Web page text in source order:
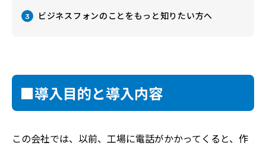
3 ビジネスフォンのことをもっと知りたい方へ
■導入目的と導入内容
この会社では、以前、工場に電話がかかってくると、作